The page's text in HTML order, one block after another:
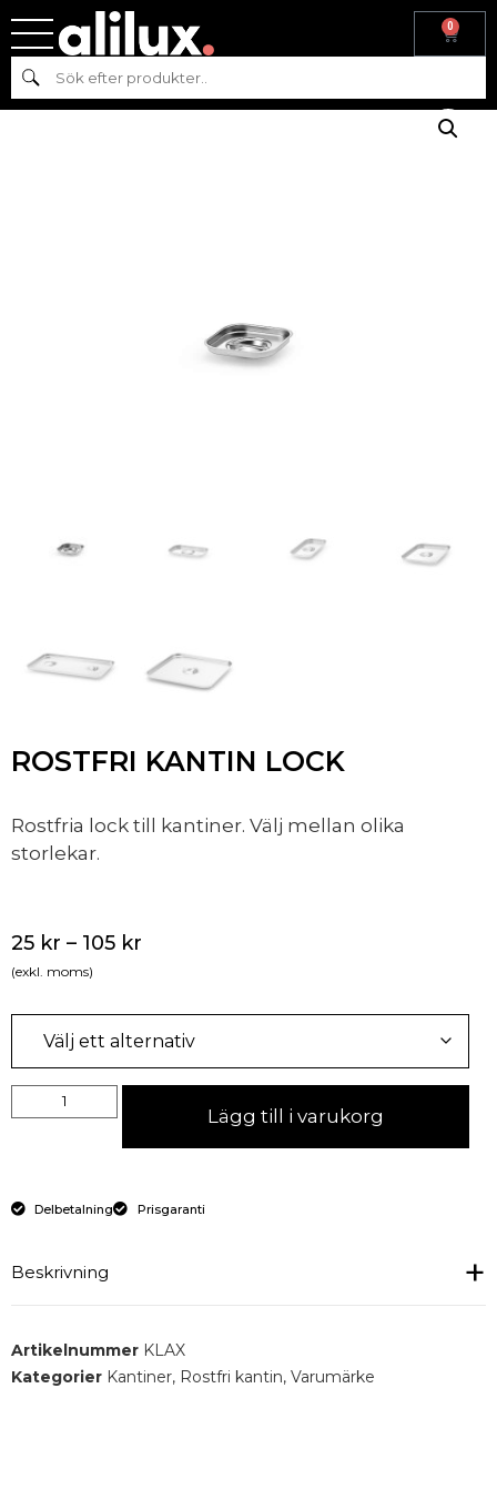
0
Sök
Hem
ROSTFRI KANTIN LOCK
Rostfria lock till kantiner. Välj mellan olika
storlekar.
25 kr – 105 kr
(exkl. moms)
Lägg till i varukorg
Delbetalning Prisgaranti
Beskrivning
STORLEKAR
GN 1/1 - 530x32
Artikelnummer KLAX
Kategorier Kantiner, Rostfri kantin, Varumärke